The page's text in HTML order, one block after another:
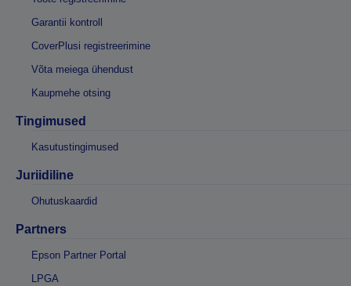
Garantii kontroll
CoverPlusi registreerimine
Võta meiega ühendust
Kaupmehe otsing
Tingimused
Kasutustingimused
Juriidiline
Ohutuskaardid
Partners
Epson Partner Portal
LPGA